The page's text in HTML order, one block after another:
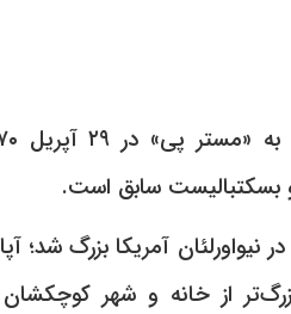
بسکتبالیست سابق است.
آمریکا بزرگ شد؛
بزرگ‌تر از خانه و شهر